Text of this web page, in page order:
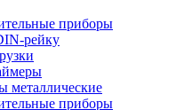
приборы
рейку
металлические
приборы